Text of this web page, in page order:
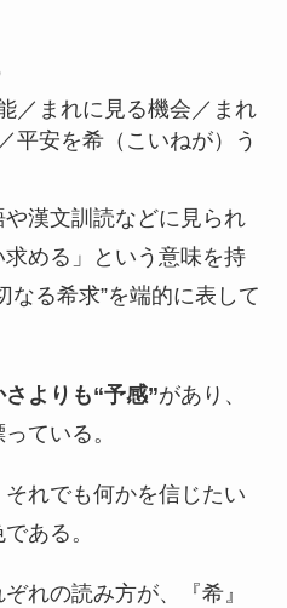
／まれに見る機会／まれ
平安を希（こいねが）う
や漢文訓読などに見られ
める」という意味を持
なる希求”を端的に表して
さよりも“予感”があり、
ている。
れでも何かを信じたい
ある。
れの読み方が、『希』